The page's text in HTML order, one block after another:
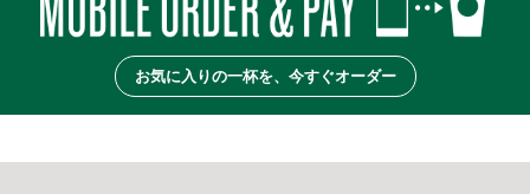
お気に入りの一杯を、今すぐオーダー